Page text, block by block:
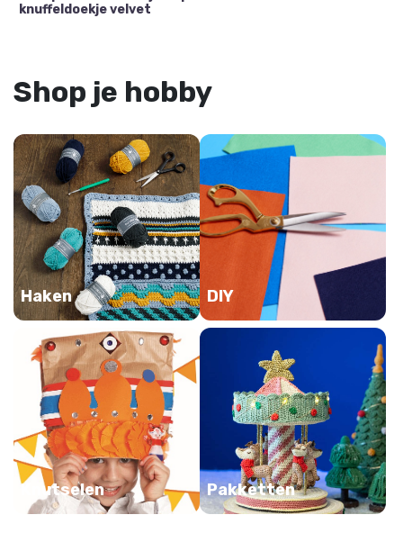
knuffeldoekje velvet
Shop je hobby
Haken DIY
Knutselen Pakketten